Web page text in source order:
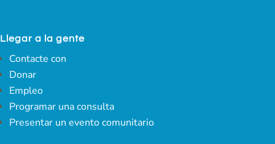
Llegar a la gente
Contacte con
Donar
Empleo
Programar una consulta
Presentar un evento comunitario